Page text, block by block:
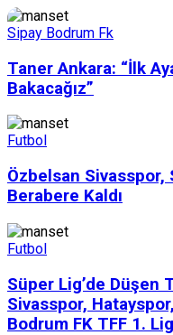
Sipay Bodrum Fk
Taner Ankara: “İlk
Bakacağız”
Futbol
Özbelsan Sivasspor,
Berabere Kaldı
Futbol
Süper Lig’de Düşen
Sivasspor,
Bodrum FK TFF 1.